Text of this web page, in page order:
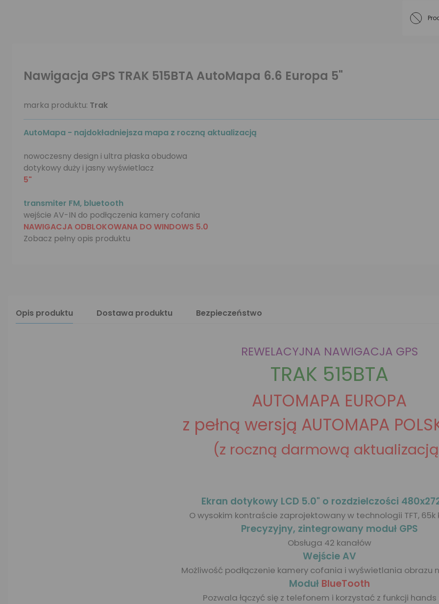
Nawigacja GPS TRAK 515BTA AutoMapa 6.6 Europa 5"
marka produktu: Trak
AutoMapa - najdokładniejsza mapa z roczną aktualizacją
nowoczesny design i ultra płaska obudowa
dotykowy duży i jasny wyświetlacz
5"
transmiter FM, bluetooth
wejście AV-IN do podłączenia kamery cofania
NAWIGACJA ODBLOKOWANA DO WINDOWS 5.0
Zobacz pełny opis produktu
Opis produktu Dostawa produktu Bezpieczeństwo
REWELACYJNA NAWIGACJA GPS
TRAK 515BTA
AUTOMAPA EUROPA
z pełną wersją AUTOMAPA
(z roczną darmową
Ekran dotykowy LCD 5.0" o rozdzielczości
O wysokim kontraście zaprojektowany w technologii TFT, 65k
Precyzyjny, zintegrowany moduł GPS
Obsługa 42 kanałów
Wejście AV
Możliwość podłączenie kamery cofania i wyświetlania obrazu
Moduł BlueTooth
Pozwala łączyć się z telefonem i korzystać z funkcji